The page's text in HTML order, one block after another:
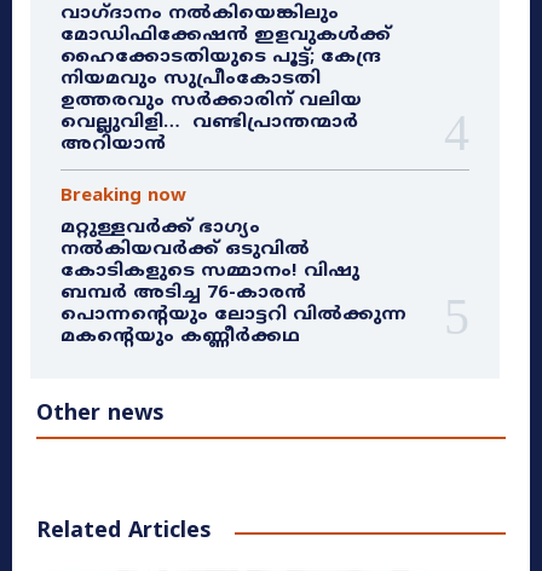
വാഗ്ദാനം നൽകിയെങ്കിലും
മോഡിഫിക്കേഷൻ ഇളവുകൾക്ക്
ഹൈക്കോടതിയുടെ പൂട്ട്; കേന്ദ്ര
നിയമവും സുപ്രീംകോടതി
ഉത്തരവും സർക്കാരിന് വലിയ
വെല്ലുവിളി… വണ്ടിപ്രാന്തന്മാർ
അറിയാൻ
Breaking now
മറ്റുള്ളവർക്ക് ഭാഗ്യം
നൽകിയവർക്ക് ഒടുവിൽ
കോടികളുടെ സമ്മാനം! വിഷു
ബമ്പർ അടിച്ച 76-കാരൻ
പൊന്നന്റെയും ലോട്ടറി വിൽക്കുന്ന
മകന്റെയും കണ്ണീർക്കഥ
Other news
Related Articles